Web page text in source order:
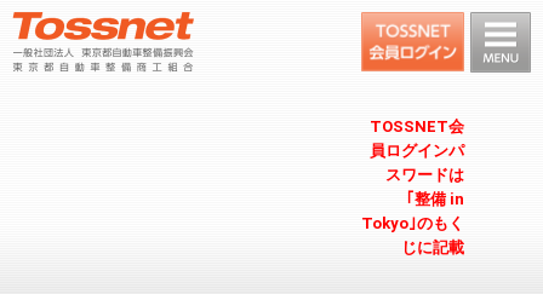
TOSSNET会
員ログインパ
スワードは
｢整備 in
Tokyo｣のもく
じに記載